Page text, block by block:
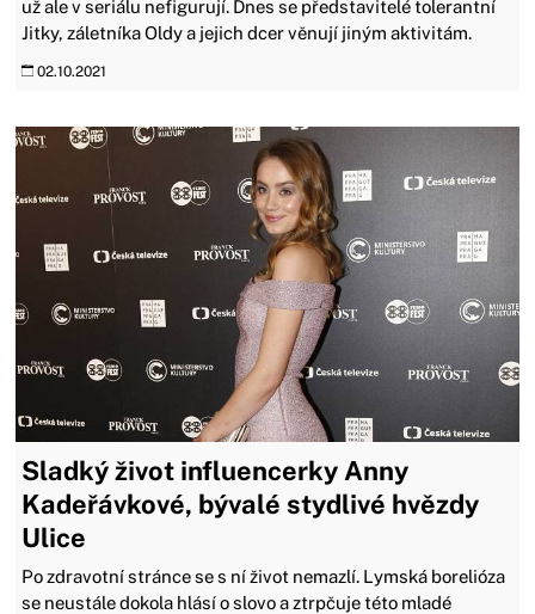
už ale v seriálu nefigurují. Dnes se představitelé tolerantní
Jitky, záletníka Oldy a jejich dcer věnují jiným aktivitám.
02.10.2021
Sladký život influencerky Anny
Kadeřávkové, bývalé stydlivé hvězdy
Ulice
Po zdravotní stránce se s ní život nemazlí. Lymská borelióza
se neustále dokola hlásí o slovo a ztrpčuje této mladé